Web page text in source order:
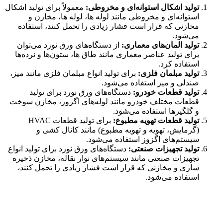
تولید اشکال استوانه‌ای و مخروطی: معمولاً برای تولید اشکال
استوانه‌ای و مخروطی مانند لوله ها، لوله ها، مخازن و
مخازنی که قرار است فشار زیادی را تحمل کنند، استفاده
می‌شود.
تولید المان‌های معماری: از دستگاه‌های ورق نورد می‌توان
برای تولید عناصر معماری مانند طاق ها، ستون‌ها و نرده‌ها
استفاده کرد.
تولید مبلمان فلزی: برای تولید انواع مبلمان فلزی مانند میز،
صندلی و میز استفاده می‌شود.
تولید قطعات خودرو: دستگاه‌های ورق نورد برای تولید
قطعات مختلف خودرو مانند لوله‌های اگزوز، مخازن سوخت
و گلگیرها استفاده می‌شود.
تولید قطعات تهویه مطبوع:
برای تولید قطعات HVAC
(گرمایش، تهویه و تهویه مطبوع) مانند کانال کشی و
سیستم‌های اگزوز استفاده می‌شود.
تولید تجهیزات صنعتی: دستگاه‌های ورق نورد برای تولید انواع
تجهیزات صنعتی مانند سیستم‌های نوار نقاله، مخازن ذخیره
سازی و مخازنی که قرار است فشار زیادی را تحمل کنند،
استفاده می‌شود.